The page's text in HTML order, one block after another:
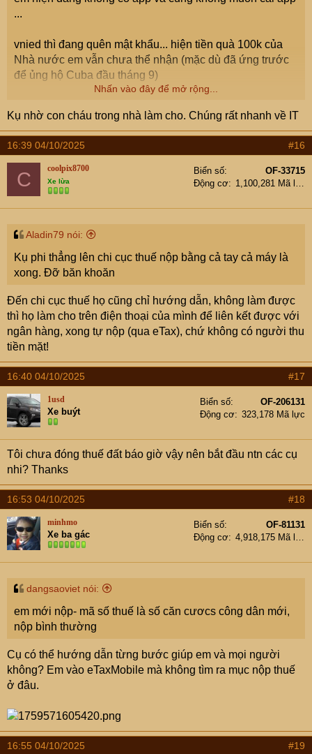
...
vnied thì đang quên mật khẩu... hiện tiền quà 100k của
Nhà nước em vẫn chưa thể nhận (mặc dù đã ứng trước
để ủng hộ Cuba đầu tháng 9)
đặt Etax thì mới có thể nộp thuế đất ...
mà loằng ngoằng quá em chưa biết cài thế nào ...
Nhấn vào đây để mở rộng...
Kụ nhờ con cháu trong nhà làm cho. Chúng rất nhanh về IT
16:39 04/10/2025 #16
C coolpix8700
Xe lừa
Biển số
OF-33715
Động cơ
1,100,281 Mã lực
Aladin79 nói:
Kụ phi thẳng lên chi cục thuế nộp bằng cả tay cả máy là
xong. Đỡ băn khoăn
Đến chi cục thuế họ cũng chỉ hướng dẫn, không làm được
thì họ làm cho trên điện thoại của mình để liên kết được với
ngân hàng, xong tự nộp (qua eTax), chứ không có người thu
tiền mặt!
16:40 04/10/2025 #17
1usd
Xe buýt
Biển số
OF-206131
Động cơ
323,178 Mã lực
Tôi chưa đóng thuế đất báo giờ vậy nên bắt đầu ntn các cụ
nhi? Thanks
16:53 04/10/2025 #18
minhmo
Xe ba gác
Biển số
OF-81131
Động cơ
4,918,175 Mã lực
dangsaoviet nói:
em mới nộp- mã số thuế là số căn cươcs công dân mới,
nộp bình thường
Cụ có thể hướng dẫn từng bước giúp em và mọi người
không? Em vào eTaxMobile mà không tìm ra mục nộp thuế
ở đâu.
16:55 04/10/2025 #19